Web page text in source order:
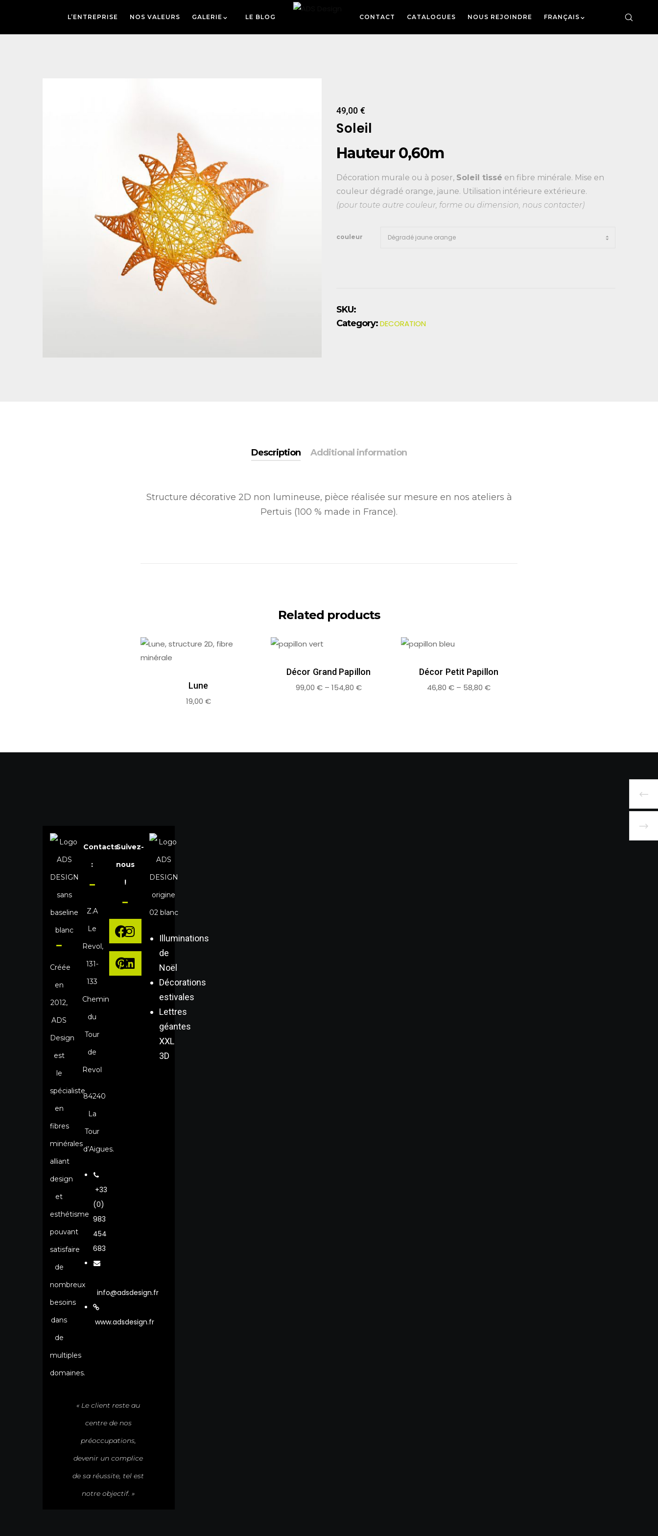
L’ENTREPRISE NOS VALEURS GALERIE LE BLOG CONTACT CATALOGUES NOUS REJOINDRE FRANÇAIS
49,00 €
Soleil
Hauteur 0,60m
Décoration murale ou à poser, Soleil tissé en fibre minérale. Mise en
couleur dégradé orange, jaune. Utilisation intérieure extérieure.
(pour toute autre couleur, forme ou dimension, nous contacter)
couleur
SKU:
Category:DECORATION
Description Additional information
Structure décorative 2D non lumineuse, pièce réalisée sur mesure en nos ateliers à
Pertuis (100 % made in France).
Related products
Lune
19,00 €
Décor Grand Papillon
99,00 €– 154,80 €
Décor Petit Papillon
46,80 € – 58,80 €
Créée
en
2012,
ADS
Design
est
le
spécialiste
en
fibres
minérales
alliant
design
et
esthétisme
pouvant
satisfaire
de
nombreux
besoins
dans
de
multiples
domaines.
Contacts
:
Z.A
Le
Revol,
131-
133
Chemin
du
Tour
de
Revol
84240
La
Tour
d’Aigues.
+33
(0)
983
454
683
info@adsdesign.fr
www.adsdesign.fr
Suivez-
nous
!
Illuminations
de
Noël
Décorations
estivales
Lettres
géantes
XXL
3D
« Le client reste au
centre de nos
préoccupations,
devenir un complice
de sa réussite, tel est
notre objectif. »